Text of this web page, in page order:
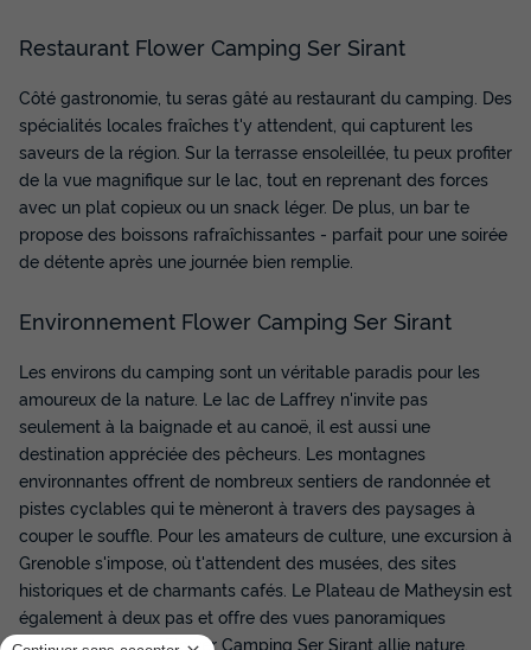
Surface
Adultes Chambres
Terrasse couverte Accueil mobilité réduite
Barbecue
Cafetière
Réfrigérateur
+ 4
MOBILHOME 4 personnes - Mobil home Life Confort PMR
32m² - 2 chambres + terrasse couverte 18m² + 2 TV 4 pers
Modifier les dates
490 €
Voir les disponibilités
Restaurant Flower Camping Ser Sirant
Côté gastronomie, tu seras gâté au restaurant du camping. Des
spécialités locales fraîches t'y attendent, qui capturent les
saveurs de la région. Sur la terrasse ensoleillée, tu peux profiter
de la vue magnifique sur le lac, tout en reprenant des forces
avec un plat copieux ou un snack léger. De plus, un bar te
propose des boissons rafraîchissantes - parfait pour une soirée
de détente après une journée bien remplie.
Environnement Flower Camping Ser Sirant
Les environs du camping sont un véritable paradis pour les
amoureux de la nature. Le lac de Laffrey n'invite pas
seulement à la baignade et au canoë, il est aussi une
destination appréciée des pêcheurs. Les montagnes
environnantes offrent de nombreux sentiers de randonnée et
pistes cyclables qui te mèneront à travers des paysages à
couper le souffle. Pour les amateurs de culture, une excursion à
Grenoble s'impose, où t'attendent des musées, des sites
historiques et de charmants cafés. Le Plateau de Matheysin est
également à deux pas et offre des vues panoramiques
spectaculaires. Le Flower Camping Ser Sirant allie nature,